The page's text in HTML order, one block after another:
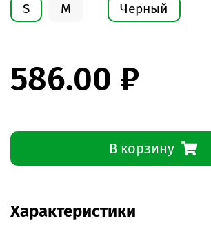
S M Черный
586.00 ₽
В корзину
Характеристики